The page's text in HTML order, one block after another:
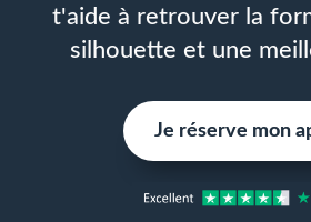
t'aide à retrouver la
silhouette et une
Je réserve mon